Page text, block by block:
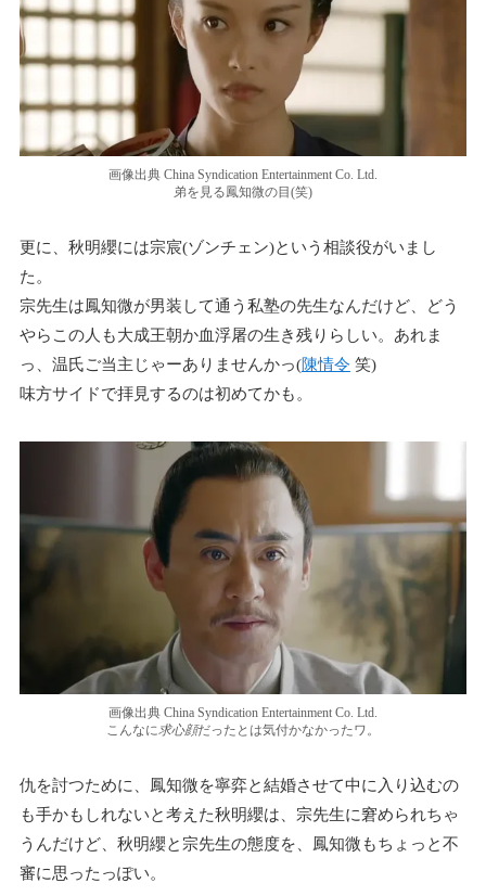
画像出典 China Syndication Entertainment Co. Ltd.
弟を見る鳳知微の目(笑)
更に、秋明纓には宗宸(ゾンチェン)という相談役がいまし
た。
宗先生は鳳知微が男装して通う私塾の先生なんだけど、どう
やらこの人も大成王朝か血浮屠の生き残りらしい。あれま
っ、温氏ご当主じゃーありませんかっ(陳情令 笑)
味方サイドで拝見するのは初めてかも。
画像出典 China Syndication Entertainment Co. Ltd.
こんなに求心顔だったとは気付かなかったワ。
仇を討つために、鳳知微を寧弈と結婚させて中に入り込むの
も手かもしれないと考えた秋明纓は、宗先生に窘められちゃ
うんだけど、秋明纓と宗先生の態度を、鳳知微もちょっと不
審に思ったっぽい。